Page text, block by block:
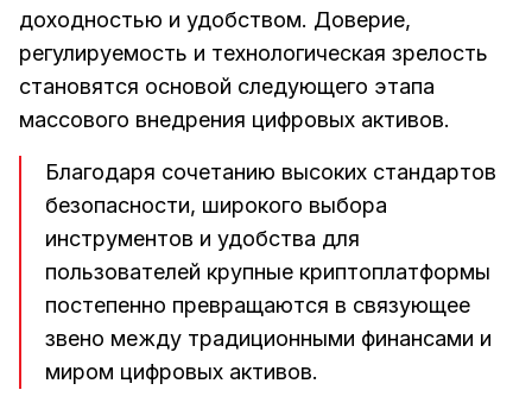
доходностью и удобством. Доверие,
регулируемость и технологическая зрелость
становятся основой следующего этапа
массового внедрения цифровых активов.
Благодаря сочетанию высоких стандартов
безопасности, широкого выбора
инструментов и удобства для
пользователей крупные криптоплатформы
постепенно превращаются в связующее
звено между традиционными финансами и
миром цифровых активов.